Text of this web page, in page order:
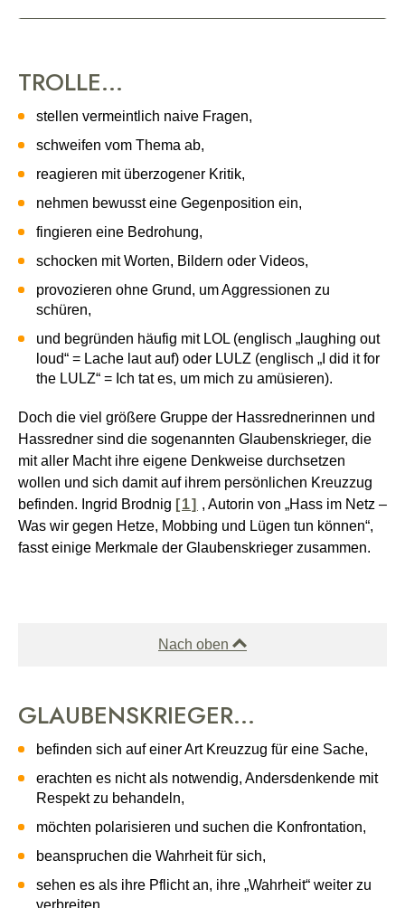
TROLLE…
stellen vermeintlich naive Fragen,
schweifen vom Thema ab,
reagieren mit überzogener Kritik,
nehmen bewusst eine Gegenposition ein,
fingieren eine Bedrohung,
schocken mit Worten, Bildern oder Videos,
provozieren ohne Grund, um Aggressionen zu
schüren,
und begründen häufig mit LOL (englisch „laughing out
loud“ = Lache laut auf) oder LULZ (englisch „I did it for
the LULZ“ = Ich tat es, um mich zu amüsieren).
Doch die viel größere Gruppe der Hassrednerinnen und
Hassredner sind die sogenannten Glaubenskrieger, die
mit aller Macht ihre eigene Denkweise durchsetzen
wollen und sich damit auf ihrem persönlichen Kreuzzug
befinden. Ingrid Brodnig [1] , Autorin von „Hass im Netz –
Was wir gegen Hetze, Mobbing und Lügen tun können“,
fasst einige Merkmale der Glaubenskrieger zusammen.
Nach oben
GLAUBENSKRIEGER…
befinden sich auf einer Art Kreuzzug für eine Sache,
erachten es nicht als notwendig, Andersdenkende mit
Respekt zu behandeln,
möchten polarisieren und suchen die Konfrontation,
beanspruchen die Wahrheit für sich,
sehen es als ihre Pflicht an, ihre „Wahrheit“ weiter zu
verbreiten,